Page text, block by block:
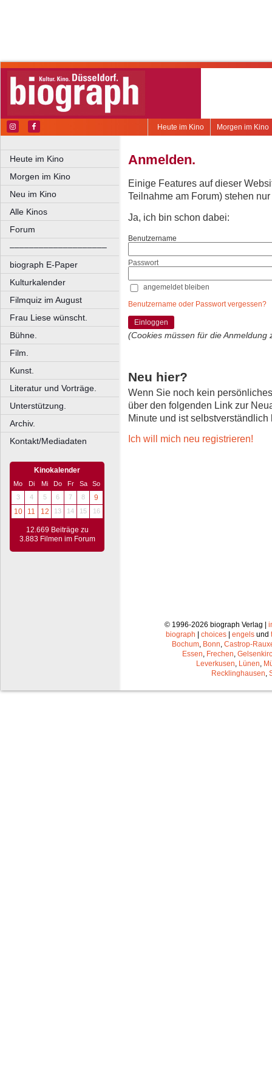
Morgen im Kino
Heute im Kino
Heute im Kino
Morgen im Kino
Neu im Kino
Alle Kinos
Forum
––––––––––––––––––––
biograph E-Paper
Kulturkalender
Filmquiz im August
Frau Liese wünscht.
Bühne.
Film.
Kunst.
Literatur und Vorträge.
Unterstützung.
Archiv.
Kontakt/Mediadaten
Kinokalender
Mo Di Mi Do Fr Sa
So
3
4 5 6 7 8
9
10
11 12 13 14 15 16
12.669 Beiträge zu
3.883 Filmen im Forum
Anmelden.
Einige Features auf dieser
Teilnahme am Forum) stehen
Ja, ich bin schon dabei:
Benutzername
Passwort
angemeldet bleiben
Benutzername oder Passwort vergessen?
Einloggen
(Cookies müssen für die Anmeldung
Neu hier?
Wenn Sie noch kein
über den folgenden Link zur
Minute und ist selbstverständlich
Ich will mich neu registrieren!
© 1996-2026 biograph Verlag |
biograph
choices engels und
Bochum, Bonn, Castrop-
Essen, Frechen,
Leverkusen, Lünen,
Recklinghausen,